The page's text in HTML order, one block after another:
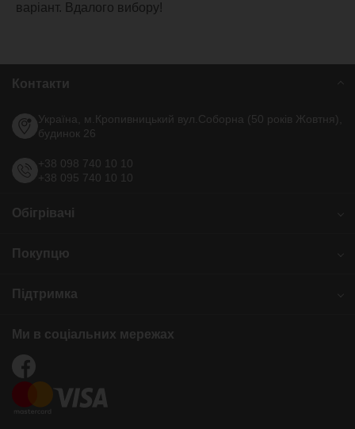
варіант. Вдалого вибору!
Контакти
Україна, м.Кропивницький вул.Соборна (50 років Жовтня),
будинок 26
+38 098 740 10 10
+38 095 740 10 10
Обігрівачі
Стандарт обігрівачі з терморегулятором - ПКІТ
Обігрівачі для дому
Обігрівачі для ванної
Покупцю
Сертифікати нашої компанії
Гарантія - 5 років
Публічна оферта
Повернення
Відгуки
Контакти
Підтримка
Інструкція монтажу
Гарантійне і післягарантійне обслуговування
Ми в соціальних мережах